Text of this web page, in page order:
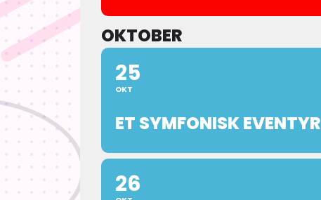
OKTOBER
25
OKT
ET SYMFONISK EVENTYR
26